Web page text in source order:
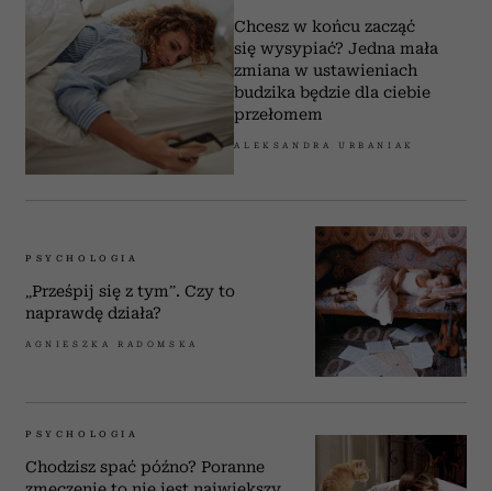
Chcesz w końcu zacząć
się wysypiać? Jedna mała
zmiana w ustawieniach
budzika będzie dla ciebie
przełomem
ALEKSANDRA URBANIAK
PSYCHOLOGIA
„Prześpij się z tym”. Czy to
naprawdę działa?
AGNIESZKA RADOMSKA
PSYCHOLOGIA
Chodzisz spać późno? Poranne